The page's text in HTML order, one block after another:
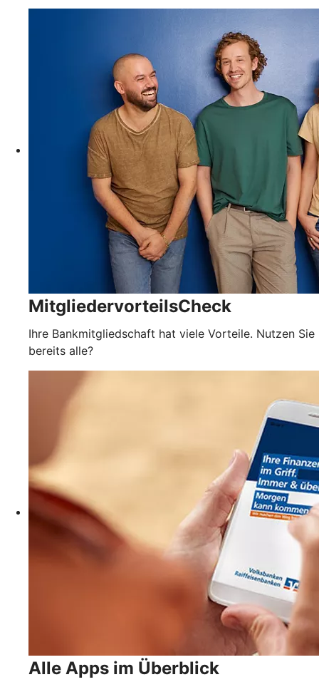
MitgliedervorteilsCheck
Ihre Bankmitgliedschaft hat viele Vorteile. Nutzen Sie
bereits alle?
Alle Apps im Überblick